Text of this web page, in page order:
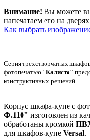
Внимание! Вы можете
напечатаем его на
Как выбрать
Серия трехстворчатых
фотопечатью "Калисто"
конструктивных решений.
Корпус шкафа-купе с
Ф.110" изготовлен из
обработаны кромкой
для шкафов-купе Versal.